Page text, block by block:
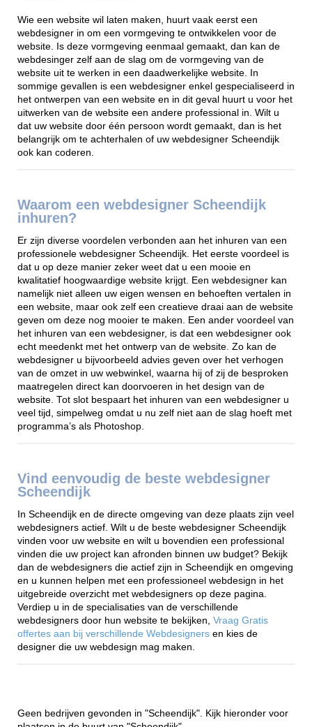
Wie een website wil laten maken, huurt vaak eerst een
webdesigner in om een vormgeving te ontwikkelen voor de
website. Is deze vormgeving eenmaal gemaakt, dan kan de
webdesinger zelf aan de slag om de vormgeving van de
website uit te werken in een daadwerkelijke website. In
sommige gevallen is een webdesigner enkel gespecialiseerd in
het ontwerpen van een website en in dit geval huurt u voor het
uitwerken van de website een andere professional in. Wilt u
dat uw website door één persoon wordt gemaakt, dan is het
belangrijk om te achterhalen of uw webdesigner Scheendijk
ook kan coderen.
Waarom een webdesigner Scheendijk
inhuren?
Er zijn diverse voordelen verbonden aan het inhuren van een
professionele webdesigner Scheendijk. Het eerste voordeel is
dat u op deze manier zeker weet dat u een mooie en
kwalitatief hoogwaardige website krijgt. Een webdesigner kan
namelijk niet alleen uw eigen wensen en behoeften vertalen in
een website, maar ook zelf een creatieve draai aan de website
geven om deze nog mooier te maken. Een ander voordeel van
het inhuren van een webdesigner, is dat een webdesigner ook
echt meedenkt met het ontwerp van de website. Zo kan de
webdesigner u bijvoorbeeld advies geven over het verhogen
van de omzet in uw webwinkel, waarna hij of zij de besproken
maatregelen direct kan doorvoeren in het design van de
website. Tot slot bespaart het inhuren van een webdesigner u
veel tijd, simpelweg omdat u nu zelf niet aan de slag hoeft met
programma’s als Photoshop.
Vind eenvoudig de beste webdesigner
Scheendijk
In Scheendijk en de directe omgeving van deze plaats zijn veel
webdesigners actief. Wilt u de beste webdesigner Scheendijk
vinden voor uw website en wilt u bovendien een professional
vinden die uw project kan afronden binnen uw budget? Bekijk
dan de webdesigners die actief zijn in Scheendijk en omgeving
en u kunnen helpen met een professioneel webdesign in het
uitgebreide overzicht met webdesigners op deze pagina.
Verdiep u in de specialisaties van de verschillende
webdesigners door hun website te bekijken, Vraag Gratis
offertes aan bij verschillende Webdesigners en kies de
designer die uw webdesign mag maken.
Geen bedrijven gevonden in "Scheendijk". Kijk hieronder voor